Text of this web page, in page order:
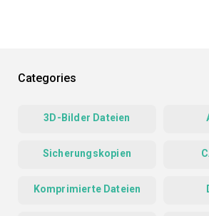
Categories
3D-Bilder Dateien
Sicherungskopien
Komprimierte Dateien